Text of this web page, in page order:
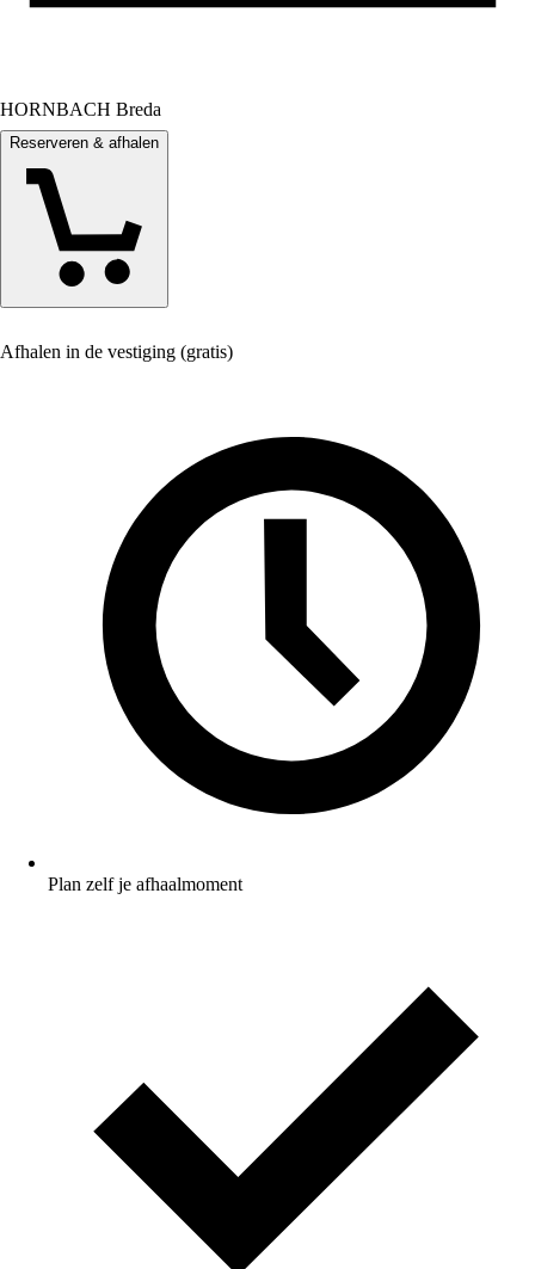
HORNBACH Breda
Reserveren & afhalen
Afhalen in de vestiging (gratis)
Plan zelf je afhaalmoment